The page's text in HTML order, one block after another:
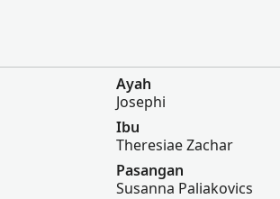
Ayah
Josephi
Ibu
Theresiae Zachar
Pasangan
Susanna Paliakovics